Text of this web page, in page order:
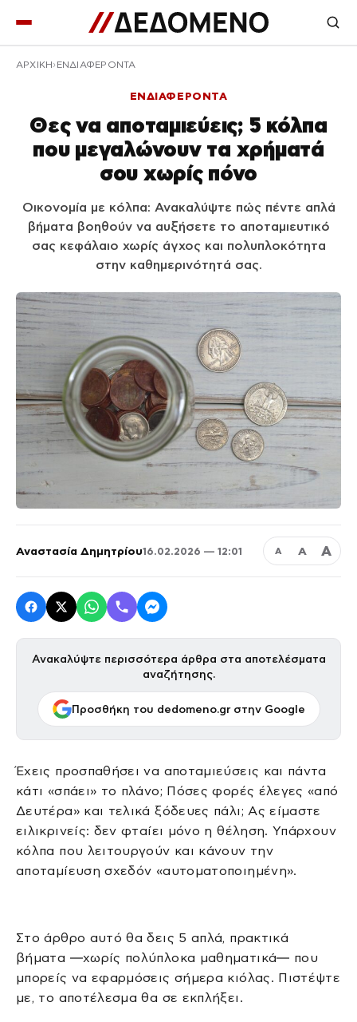
ΑΡΧΙΚΉ ΕΝΔΙΑΦΕΡΟΝΤΑ
ΕΝΔΙΑΦΕΡΟΝΤΑ
Θες να αποταμιεύεις; 5 κόλπα
που μεγαλώνουν τα χρήματά
σου χωρίς πόνο
Οικονομία με κόλπα: Ανακαλύψτε πώς πέντε απλά
βήματα βοηθούν να αυξήσετε το αποταμιευτικό
σας κεφάλαιο χωρίς άγχος και πολυπλοκότητα
στην καθημερινότητά σας.
Αναστασία Δημητρίου16.02.2026 — 12:01 Α Α Α
Ανακαλύψτε περισσότερα άρθρα στα αποτελέσματα
αναζήτησης.
Προσθήκη του dedomeno.gr στην Google
Έχεις προσπαθήσει να αποταμιεύσεις και πάντα
κάτι «σπάει» το πλάνο; Πόσες φορές έλεγες «από
Δευτέρα» και τελικά ξόδευες πάλι; Ας είμαστε
ειλικρινείς: δεν φταίει μόνο η θέληση. Υπάρχουν
κόλπα που λειτουργούν και κάνουν την
αποταμίευση σχεδόν «αυτοματοποιημένη».
Στο άρθρο αυτό θα δεις 5 απλά, πρακτικά
βήματα —χωρίς πολύπλοκα μαθηματικά— που
μπορείς να εφαρμόσεις σήμερα κιόλας. Πιστέψτε
με, το αποτέλεσμα θα σε εκπλήξει.